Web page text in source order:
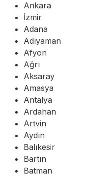
Ankara
İzmir
Adana
Adıyaman
Afyon
Ağrı
Aksaray
Amasya
Antalya
Ardahan
Artvin
Aydın
Balıkesir
Bartın
Batman